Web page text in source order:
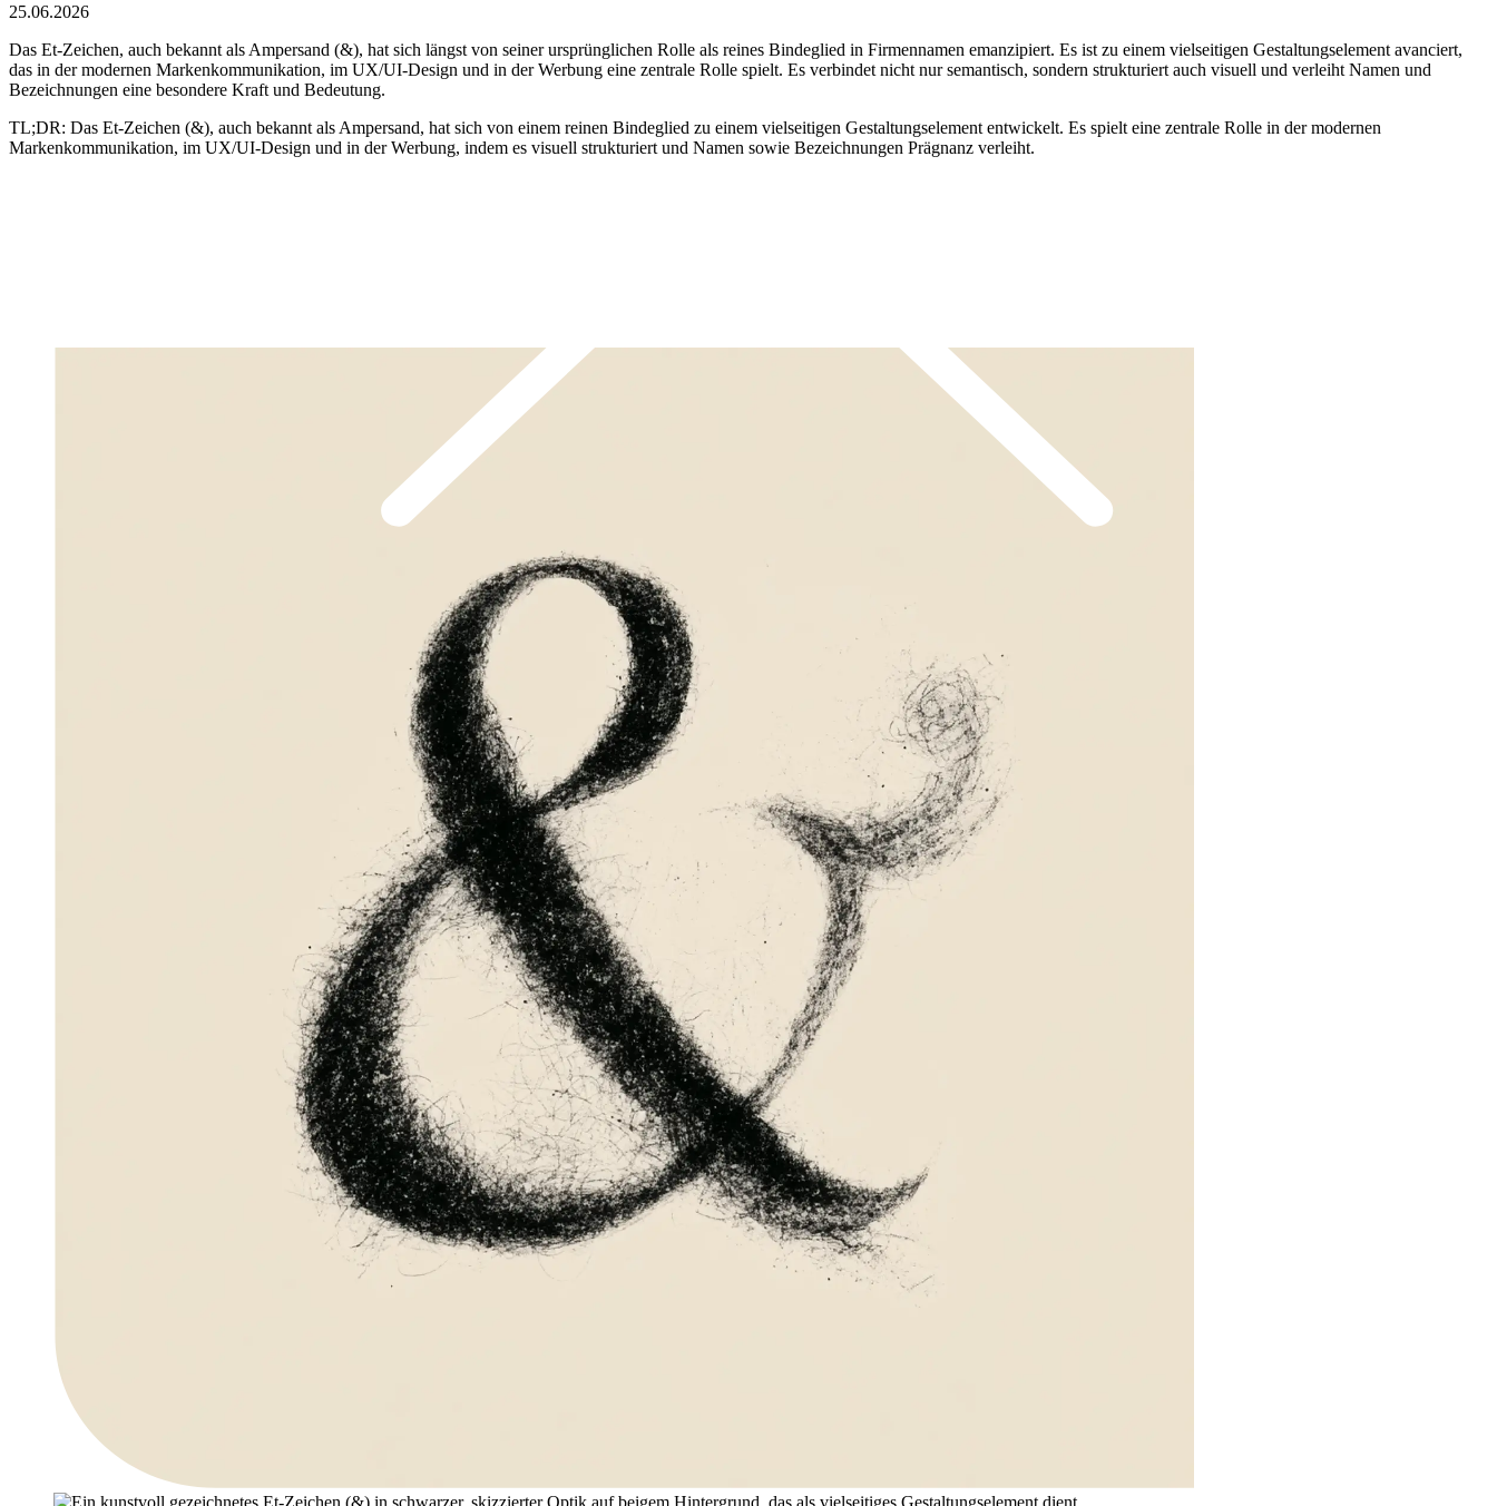
25.06.2026
Das Et-Zeichen, auch bekannt als Ampersand (&), hat sich längst von seiner ursprünglichen Rolle als reines Bindeglied in Firmennamen emanzipiert. Es ist zu einem vielseitigen Gestaltungselement avanciert,
das in der modernen Markenkommunikation, im UX/UI-Design und in der Werbung eine zentrale Rolle spielt. Es verbindet nicht nur semantisch, sondern strukturiert auch visuell und verleiht Namen und
Bezeichnungen eine besondere Kraft und Bedeutung.
TL;DR: Das Et-Zeichen (&), auch bekannt als Ampersand, hat sich von einem reinen Bindeglied zu einem vielseitigen Gestaltungselement entwickelt. Es spielt eine zentrale Rolle in der modernen
Markenkommunikation, im UX/UI-Design und in der Werbung, indem es visuell strukturiert und Namen sowie Bezeichnungen Prägnanz verleiht.